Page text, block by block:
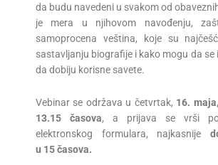
da budu navedeni u svakom od
je mera u njihovom navođenju,
samoprocena veština, koje su
sastavljanju biografije i kako mogu da se
da dobiju korisne savete.
Vebinar se održava u četvrtak, 16. maja
13.15 časova, a prijava se vrši
elektronskog formulara, najkasnije
u 15časova.